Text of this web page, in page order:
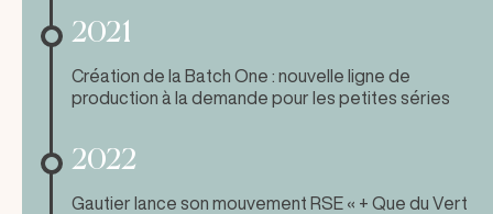
2021
Création de la Batch One : nouvelle ligne de
production à la demande pour les petites séries
2022
Gautier lance son mouvement RSE « + Que du Vert